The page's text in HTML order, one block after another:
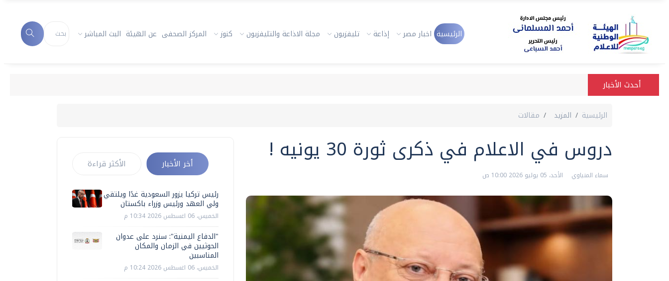
الرئيسية اخبار مصر إذاعة تليفزيون مجلة الاذاعة والتليفزيون كنوز المركز الصحفى عن الهيئة البث المباشر
أحدث الأخبار
الرئيسية المزيد مقالات
دروس في الاعلام في ذكرى ثورة 30 يونيه !
سماء المنياوي الأحد، 05 يوليو 2026 10:00 ص
أخر الأخبار الأكثر قراءة
رئيس تركيا يزور السعودية غدًا ويلتقي
ولي العهد ورئيس وزراء باكستان
الخميس، 06 اغسطس 2026 10:34 م
"الدفاع اليمنية": سنرد على عدوان
الحوثيين في الزمان والمكان
المناسبين
الخميس، 06 اغسطس 2026 10:24 م